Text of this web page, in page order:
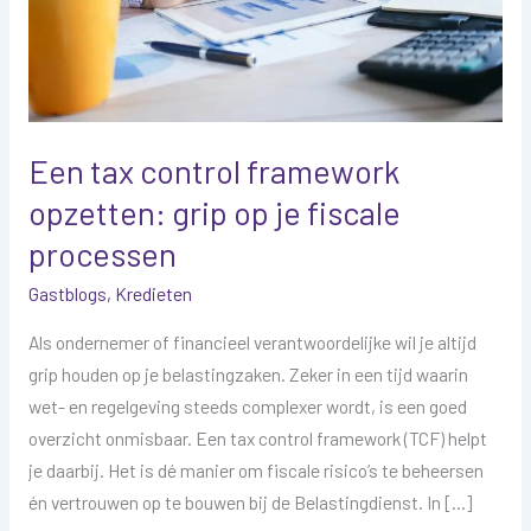
Een tax control framework
opzetten: grip op je fiscale
processen
Gastblogs, Kredieten
Als ondernemer of financieel verantwoordelijke wil je altijd
grip houden op je belastingzaken. Zeker in een tijd waarin
wet- en regelgeving steeds complexer wordt, is een goed
overzicht onmisbaar. Een tax control framework (TCF) helpt
je daarbij. Het is dé manier om fiscale risico’s te beheersen
én vertrouwen op te bouwen bij de Belastingdienst. In […]
processen